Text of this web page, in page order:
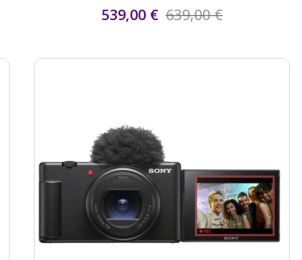
539,00 € 639,00 €